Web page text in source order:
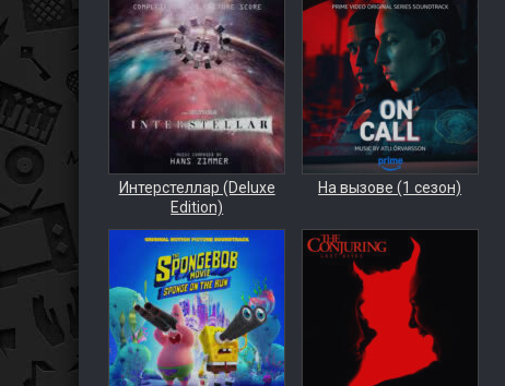
Интерстеллар (Deluxe
Edition)
На вызове (1 сезон)